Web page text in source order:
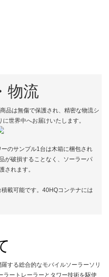
物流
品は無傷で保護され、精密な物流シ
世界中へお届けいたします。
のサンプル1台は木箱に梱包され
が破損することなく、ソーラーパ
されます。
載可能です。40HQコンテナには
する総合的なモバイルソーラーソリ
ラートレーラーとタワー技術を駆使